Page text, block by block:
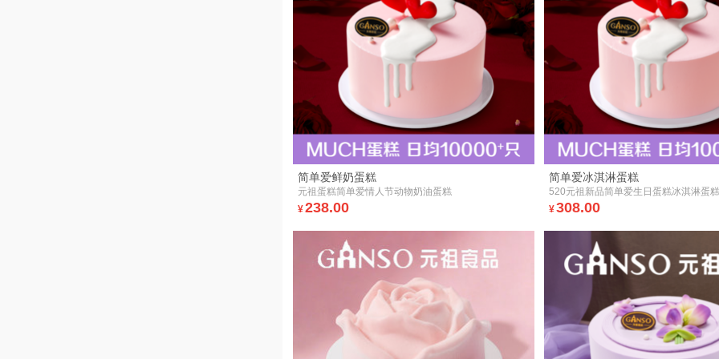
简单爱鲜奶蛋糕
元祖蛋糕简单爱情人节动物奶油蛋糕
¥238.00
简单爱冰淇淋蛋糕
520元祖新品简单爱生日蛋糕冰淇淋蛋
¥308.00